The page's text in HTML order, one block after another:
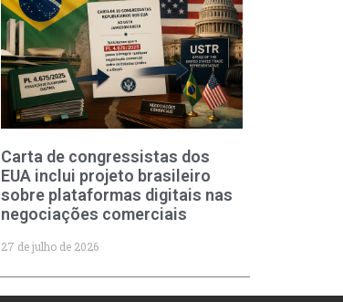
Carta de congressistas dos
EUA inclui projeto brasileiro
sobre plataformas digitais nas
negociações comerciais
27 de julho de 2026